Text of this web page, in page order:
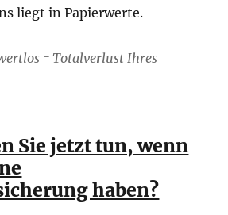
liegt in Papierwerte.
= Totalverlust Ihres
Sie jetzt tun, wenn
haben?